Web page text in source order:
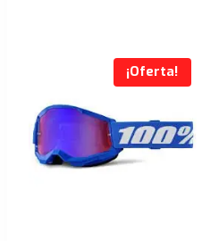
S/549.00.S/489.00.
¡Oferta!